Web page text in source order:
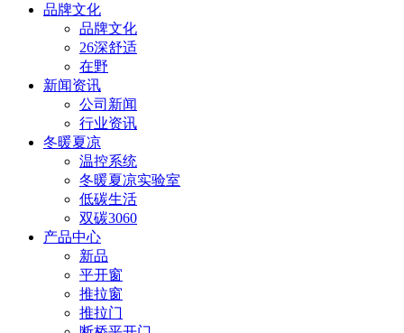
品牌文化
品牌文化
26深舒适
在野
新闻资讯
公司新闻
行业资讯
冬暖夏凉
温控系统
冬暖夏凉实验室
低碳生活
双碳3060
产品中心
新品
平开窗
推拉窗
推拉门